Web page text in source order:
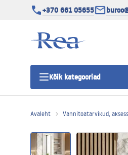
+370 661 05655
Kõik kategooriad
Duši uks
Avaleht Vannitoatarvikud,